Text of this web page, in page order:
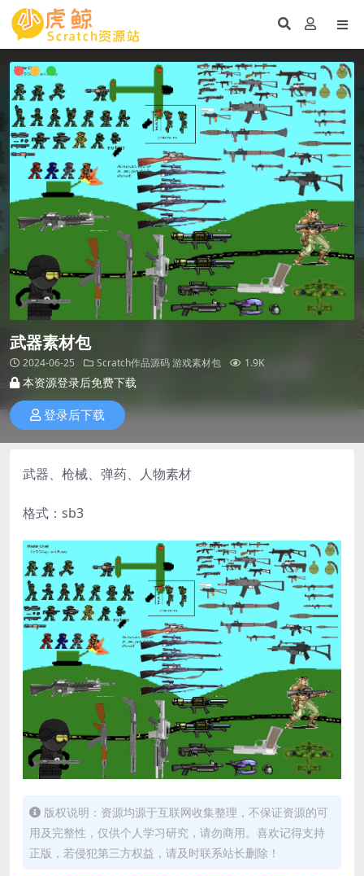
武器素材包
2024-06-25 Scratch作品源码游戏素材包 1.9K
本资源登录后免费下载
登录后下载
武器、枪械、弹药、人物素材
格式：sb3
版权说明：资源均源于互联网收集整理，不保证资源的可
用及完整性，仅供个人学习研究，请勿商用。喜欢记得支持
正版，若侵犯第三方权益，请及时联系站长删除！